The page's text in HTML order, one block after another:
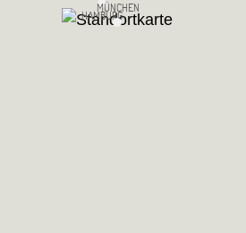
HAMBURG
MÜNCHEN